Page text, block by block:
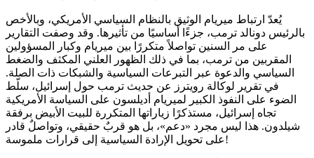
يُعدّ ارتباط ميريام الوثيق بالنظام السياسي الأمريكي، وبالأخص
بالرئيس دونالد ترمب، جزءًا أساسيًا من تأثيرها. وقد وصفت التقارير
على مر السنين تواصلاً متكررًا بين ميريام وكبار المسؤولين
المقربين من ترمب، بما في ذلك الظهور العلني المكثف والضغط
السياسي والدعوة عبر التبرعات السياسية والشبكات ذات الصلة.
في تقرير لوكالة رويترز عن حديث ترمب حول إسرائيل، سلّط
الضوء على النفوذ الكبير لميريام أديلسون على السياسة الأمريكية
تجاه إسرائيل، مستذكرًا زياراتها المتكررة للبيت الأبيض برفقة
شيلدون. هذا ليس مجرد «دعم»، بل هو قربٌ حقيقي، وتواصلٌ قادر
على تحويل الإرادة السياسية إلى قرارات ملموسة!